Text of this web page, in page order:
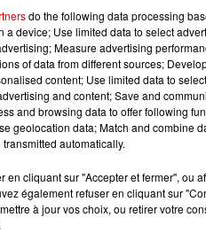
do the following data processing
a device; Use limited data to select
Measure advertising
of data from different sources;
content; Use limited data to
and content; Save and
and browsing data to offer following
geolocation data; Match and combine
automatically.
en cliquant sur "Accepter et fermer", ou
également refuser en cliquant sur
à jour vos choix, ou retirer votre